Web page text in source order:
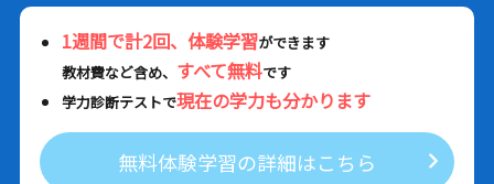
1週間で計2回、体験学習ができます
教材費など含め、 すべて無料です
学力診断テストで現在の学力も分かります
無料体験学習の詳細はこちら